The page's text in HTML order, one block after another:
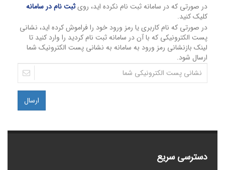
در صورتی که در سامانه ثبت نام نکرده اید، رویثبت نام در سامانه
کلیک کنید.
در صورتی که نام کاربری یا رمز ورود خود را فراموش کرده اید، نشانی
پست الکترونیکی که با آن در سامانه ثبت نام کردید را وارد کنید تا
لینک بازنشانی رمز ورود به سامانه به نشانی پست الکترونیک شما
ارسال شود.
ارسال
دسترسی سریع